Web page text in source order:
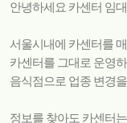
안녕하세요 카센터 임
서울시내에 카센터를
카센터를 그대로 운영
음식점으로 업종 변경
정보를 찾아도 카센터